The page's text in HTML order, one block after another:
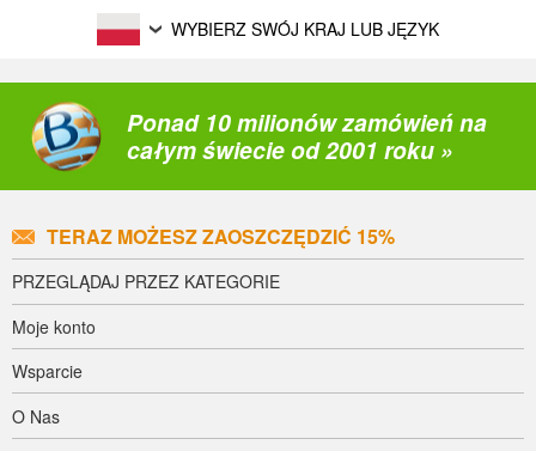
WYBIERZ SWÓJ KRAJ LUB JĘZYK
Ponad 10 milionów zamówień na
całym świecie od 2001 roku »
TERAZ MOŻESZ ZAOSZCZĘDZIĆ 15%
PRZEGLĄDAJ PRZEZ KATEGORIE
Moje konto
Wsparcie
O Nas